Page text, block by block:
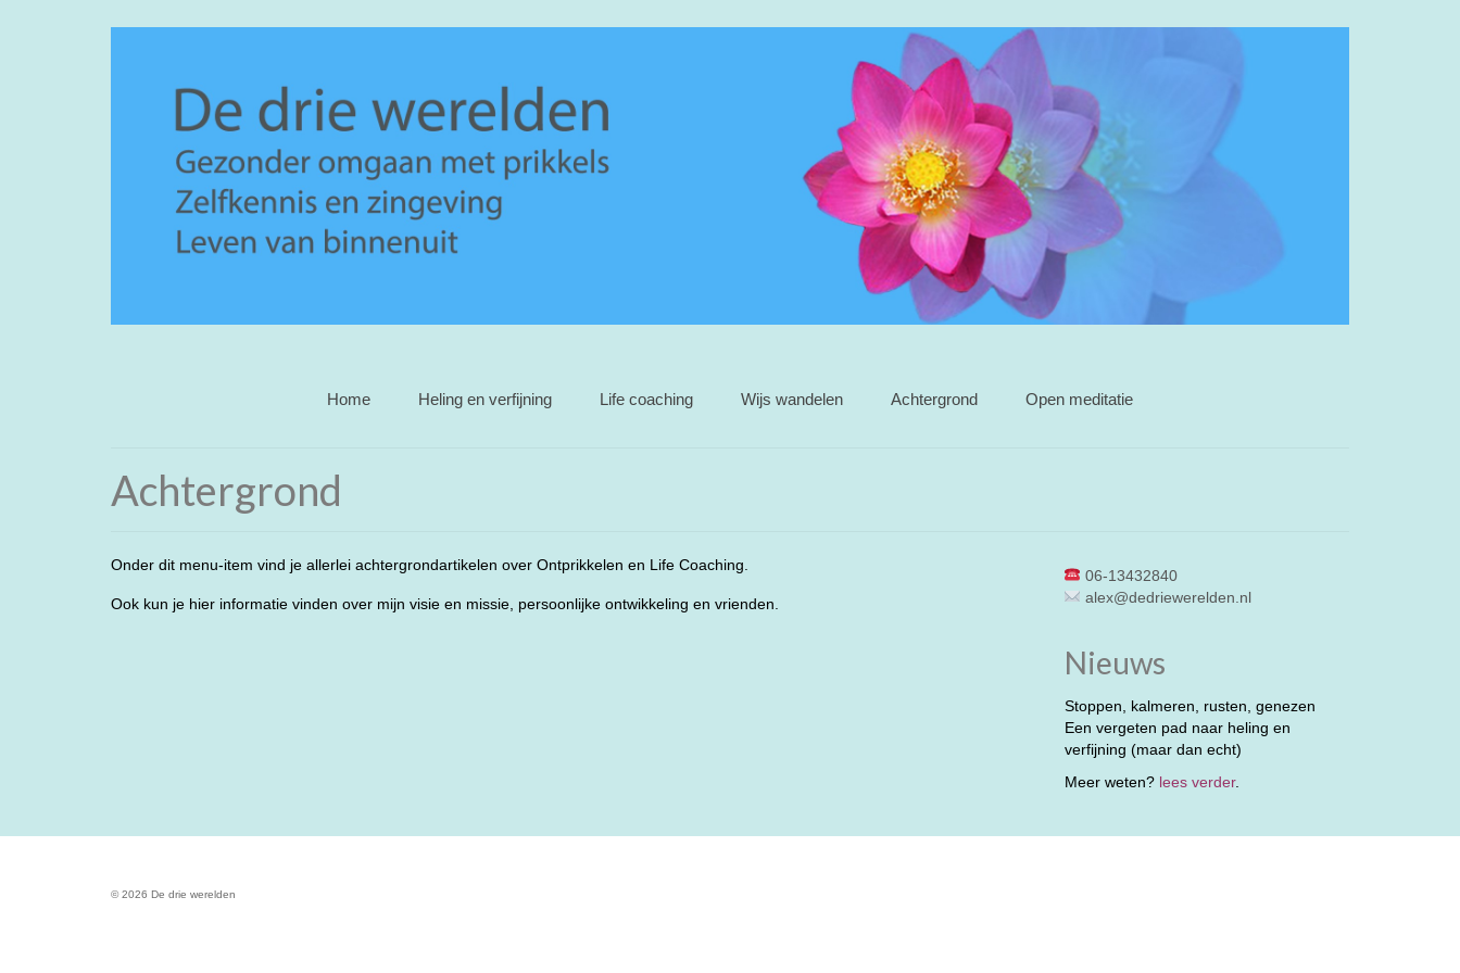
Home Heling en verfijning Life coaching Wijs wandelen Achtergrond Open meditatie
Achtergrond
Onder dit menu-item vind je allerlei achtergrondartikelen over Ontprikkelen en Life Coaching.
Ook kun je hier informatie vinden over mijn visie en missie, persoonlijke ontwikkeling en vrienden.
06-13432840
alex@dedriewerelden.nl
Nieuws
Stoppen, kalmeren, rusten, genezen
Een vergeten pad naar heling en
verfijning (maar dan echt)
Meer weten? lees verder.
© 2026 De drie werelden